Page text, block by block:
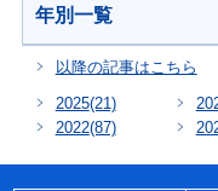
年別一覧
以降の記事はこちら
2025(21)
2022(87)